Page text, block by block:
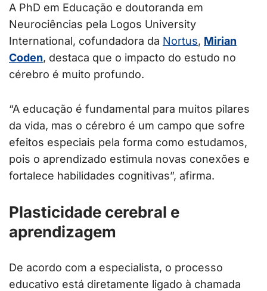
A PhD em Educação e doutoranda em
Neurociências pela Logos University
International, cofundadora da Nortus, Mirian
Coden, destaca que o impacto do estudo no
cérebro é muito profundo.
“A educação é fundamental para muitos pilares
da vida, mas o cérebro é um campo que sofre
efeitos especiais pela forma como estudamos,
pois o aprendizado estimula novas conexões e
fortalece habilidades cognitivas”, afirma.
Plasticidade cerebral e
aprendizagem
De acordo com a especialista, o processo
educativo está diretamente ligado à chamada